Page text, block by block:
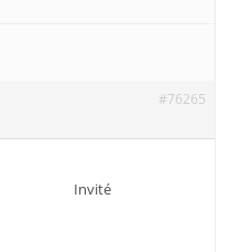
#76265
Invité